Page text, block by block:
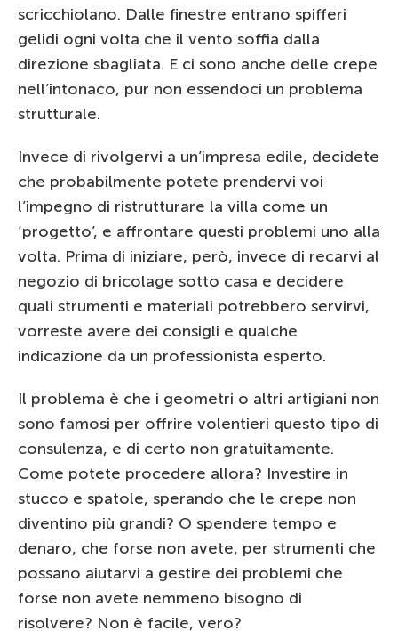
scricchiolano. Dalle finestre entrano spifferi
gelidi ogni volta che il vento soffia dalla
direzione sbagliata. E ci sono anche delle crepe
nell’intonaco, pur non essendoci un problema
strutturale.
Invece di rivolgervi a un’impresa edile, decidete
che probabilmente potete prendervi voi
l’impegno di ristrutturare la villa come un
‘progetto’, e affrontare questi problemi uno alla
volta. Prima di iniziare, però, invece di recarvi al
negozio di bricolage sotto casa e decidere
quali strumenti e materiali potrebbero servirvi,
vorreste avere dei consigli e qualche
indicazione da un professionista esperto.
Il problema è che i geometri o altri artigiani non
sono famosi per offrire volentieri questo tipo di
consulenza, e di certo non gratuitamente.
Come potete procedere allora? Investire in
stucco e spatole, sperando che le crepe non
diventino più grandi? O spendere tempo e
denaro, che forse non avete, per strumenti che
possano aiutarvi a gestire dei problemi che
forse non avete nemmeno bisogno di
risolvere? Non è facile, vero?